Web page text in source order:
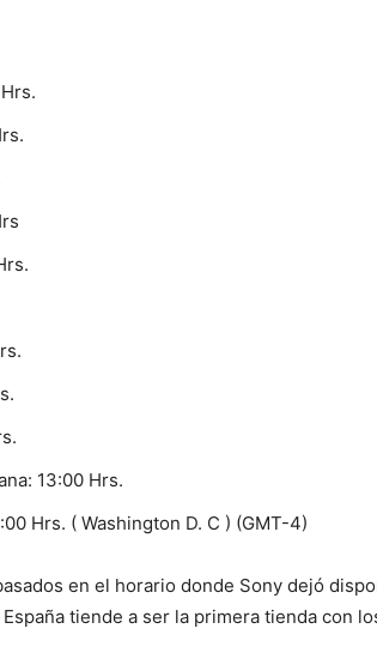
13:00 Hrs.
Hrs. ( Washington D. C ) (GMT-4)
en el horario donde Sony dejó
tiende a ser la primera tienda con